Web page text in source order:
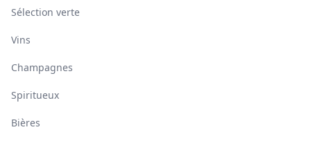
Sélection verte
Vins
Champagnes
Spiritueux
Bières